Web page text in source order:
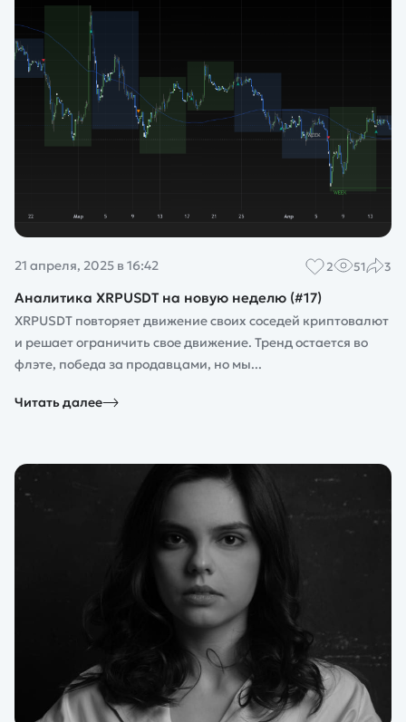
21 апреля, 2025 в 16:42 2 51 3
Аналитика XRPUSDT на новую неделю (#17)
XRPUSDT повторяет движение своих соседей криптовалют
и решает ограничить свое движение. Тренд остается во
флэте, победа за продавцами, но мы...
Читать далее